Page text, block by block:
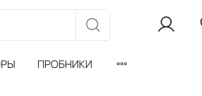
ПРОБНИКИ